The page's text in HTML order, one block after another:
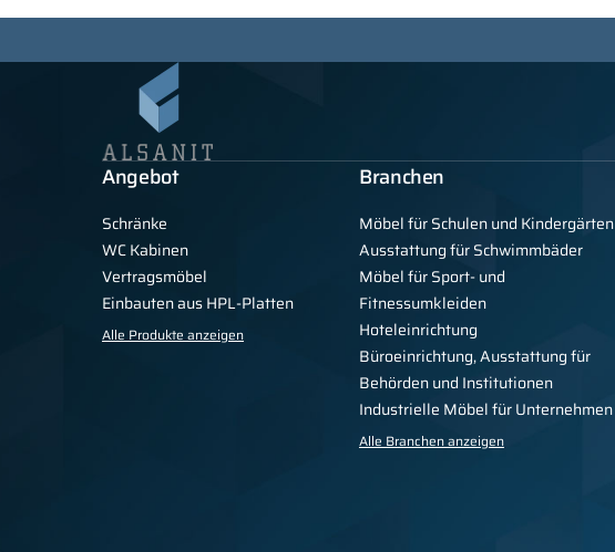
Angebot
Schränke
WC Kabinen
Vertragsmöbel
Einbauten aus HPL-Platten
Alle Produkte anzeigen
Branchen
Möbel für Schulen und Kindergärten
Ausstattung für Schwimmbäder
Möbel für Sport- und
Fitnessumkleiden
Hoteleinrichtung
Büroeinrichtung, Ausstattung für
Behörden und Institutionen
Industrielle Möbel für Unternehmen
Alle Branchen anzeigen